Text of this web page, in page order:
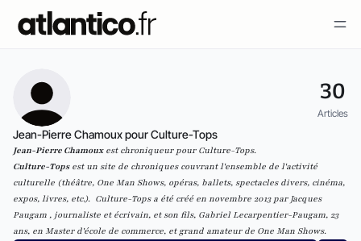
30
Articles
Jean-Pierre Chamoux pour Culture-Tops
Jean-Pierre Chamouxest chroniqueur pour Culture-Tops.
Culture-Topsest un site de chroniques couvrant l'ensemble de l'activité
culturelle (théâtre, One Man Shows, opéras, ballets, spectacles divers, cinéma,
expos, livres, etc.). Culture-Tops a été créé en novembre 2013 par Jacques
Paugam , journaliste et écrivain, et son fils, Gabriel Lecarpentier-Paugam, 23
ans, en Master d'école de commerce, et grand amateur de One Man Shows.